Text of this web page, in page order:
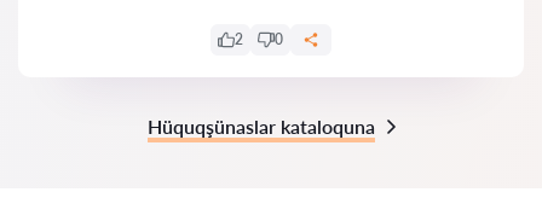
2 0
Hüquqşünaslar kataloquna